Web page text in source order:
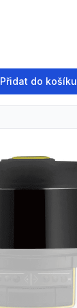
Přidat do košíku